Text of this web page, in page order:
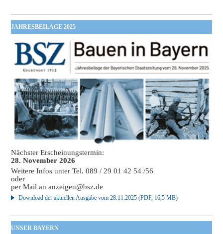
JAHRESBEILAGE 2025
Nächster Erscheinungstermin:
28. November 2026
Weitere Infos unter Tel. 089 / 29 01 42 54 /56
oder
per Mail ananzeigen@bsz.de
Download der aktuellen Ausgabe vom 28.11.2025 (PDF, 16,5 MB)
UNSER BAYERN